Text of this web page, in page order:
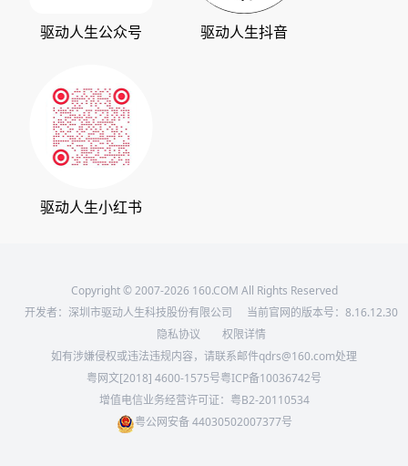
版权声明
驱动大师
天极下载
驱动人生公众号 驱动人生抖音
驱动人生小红书
Copyright © 2007-2026 160.COM All Rights Reserved
开发者：深圳市驱动人生科技股份有限公司
当前官网的版本号： 8.16.12.30
隐私协议
权限详情
如有涉嫌侵权或违法违规内容，请联系邮件qdrs@160.com处理
粤网文[2018] 4600-1575号粤ICP备10036742号
增值电信业务经营许可证：粤B2-20110534
粤公网安备 44030502007377号